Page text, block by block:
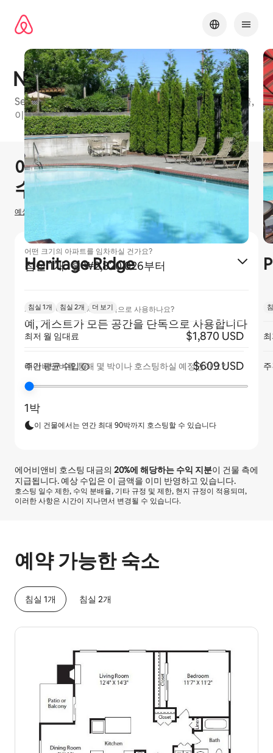
바로가기
Nickel Creek
Seattle Metro에 있는 에어비앤비 프렌들리 아파트 건물,
이용 가능한 유형: 침실 1개 및 침실 2개
0개 중 0개 표시됨
1 / 16
에어비앤비 호스팅으로₩0
수입을 올리실 수 있습니다
예상 호스팅 수입을 산정하는 방법
어떤 크기의 아파트를 임차하실 건가요?
침실 1개·월₩2,820,026부터
게스트가 아파트 전체를 단독으로 사용하나요?
예, 게스트가 모든 공간을 단독으로 사용합니다
에어비앤비를 통해 몇 박이나 호스팅하실 예정인가요?
1박
이 건물에서는 연간 최대 90박까지 호스팅할 수 있습니다
에어비앤비 호스팅 대금의 20%에 해당하는 수익 지분이 건물 측에
지급됩니다. 예상 수입은 이 금액을 이미 반영하고 있습니다.
호스팅 일수 제한, 수익 분배율, 기타 규정 및 제한, 현지 규정이 적용되며,
이러한 사항은 시간이 지나면서 변경될 수 있습니다.
예약 가능한 숙소
침실 1개 침실 2개
Heritage Ridge
침실 1개 침실 2개 더 보기
최저 월 임대료 $1,870 USD
주간 평균수입 $609 USD